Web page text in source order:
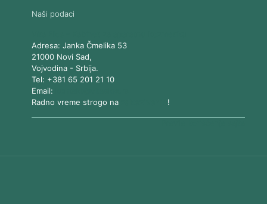
Naši podaci
Adresa: Janka Čmelika 53
21000 Novi Sad,
Vojvodina- Srbija.
Tel: +381 65 201 21 10
Email:
Radno vreme strogo na
!